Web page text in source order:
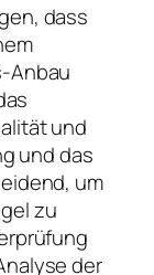
dass
Anbau
und
und das
um
zu
der